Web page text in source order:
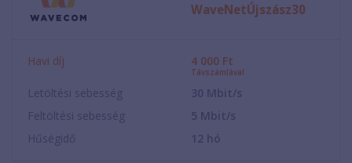
WaveNetÚjszász30
Havi díj 4 000 Ft
Távszámlával
Letöltési sebesség 30 Mbit/s
Feltöltési sebesség
5 Mbit/s
Hűségidő
12 hó